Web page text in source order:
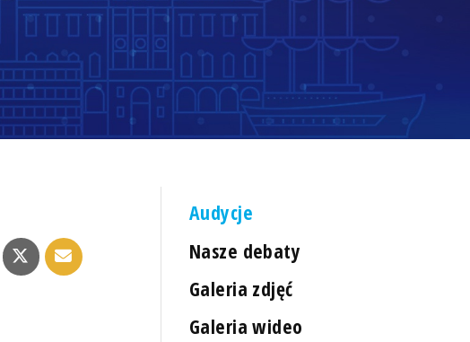
Audycje
Nasze debaty
Galeria zdjęć
Galeria wideo